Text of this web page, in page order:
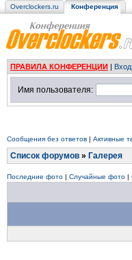
Overclockers.ru Конференция
ПРАВИЛА КОНФЕРЕНЦИИ | Вход
Имя пользователя:
Сообщения без ответов | Активные
Список форумов » Галерея
Последние фото | Случайные фото |